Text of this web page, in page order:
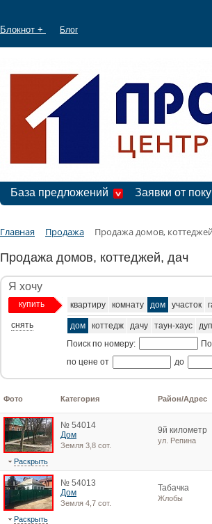
Блокнот + Блог
База предложений Заявки от
Главная Продажа Продажа домов,
Продажа домов, коттеджей, дач
Я хочу
купить
снять
квартиру комнату дом участок
дом коттедж дачу таун-хаус
Поиск по номеру:
по цене от
до
Фото Категория Район/Адрес
№ 54014
Дом
Земля 3,8 сот.
9й километр
ул. Репина
Раскрыть
№ 54013
Дом
Земля 4,7 сот.
Табачка
Жлобы
Раскрыть